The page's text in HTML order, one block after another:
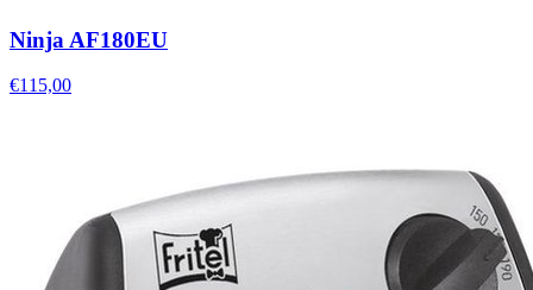
Ninja AF180EU
€115,00